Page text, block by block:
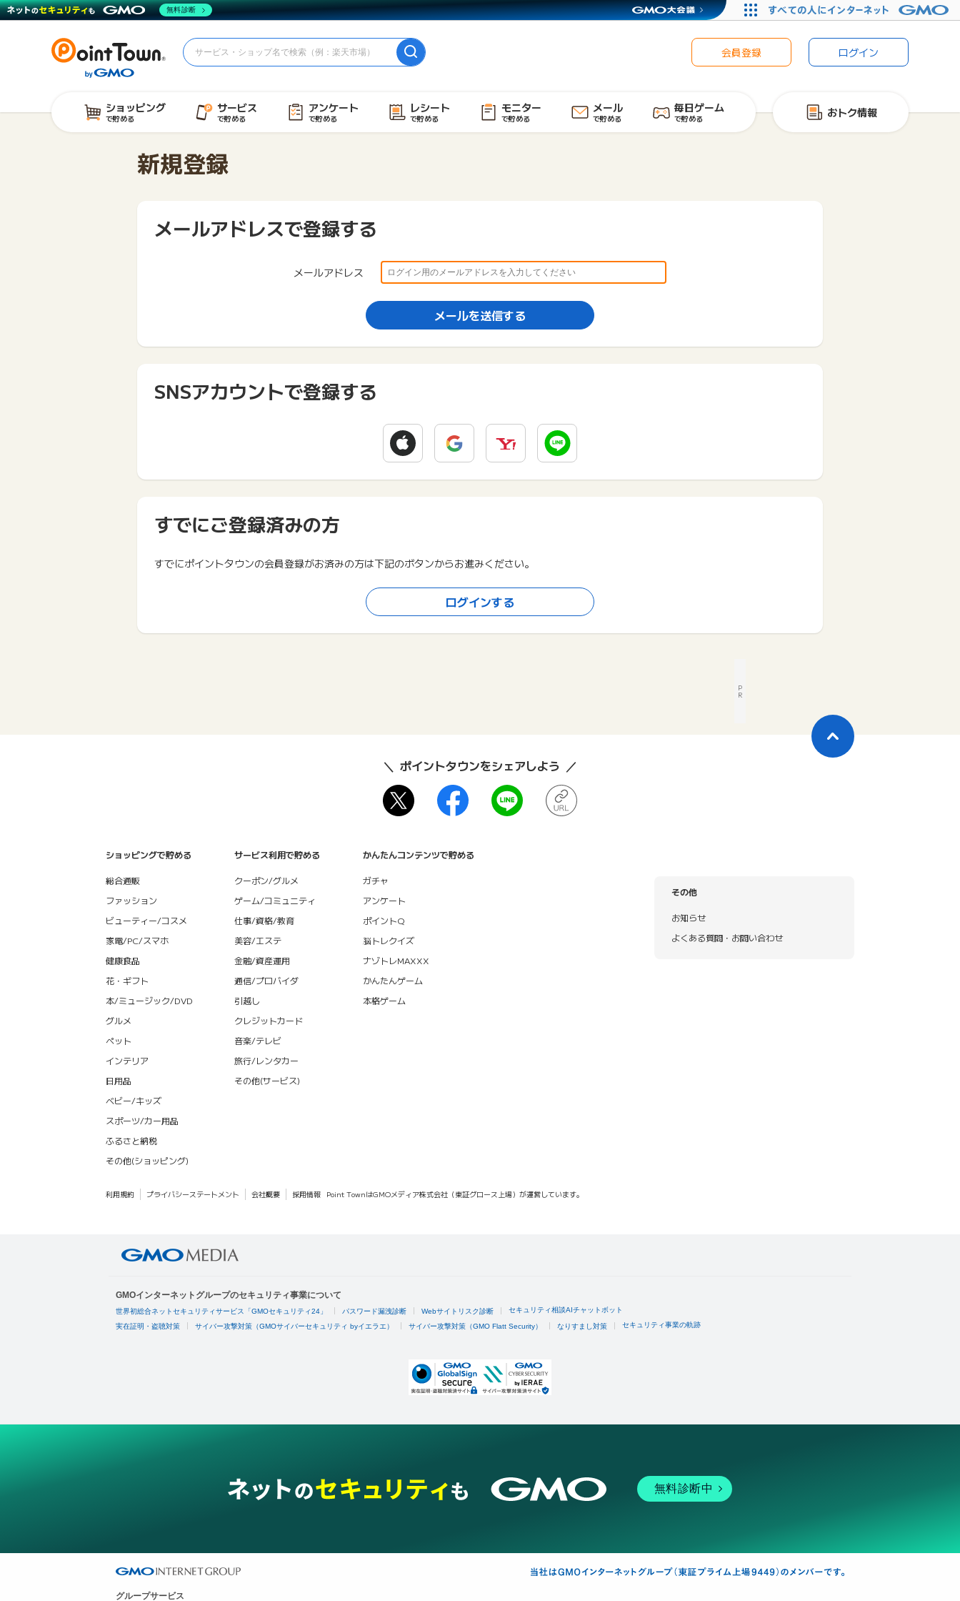
会員登録 ログイン
ショッピング
で貯める
サービス
で貯める
アンケート
で貯める
レシート
で貯める
モニター
で貯める
メール
で貯める
毎日ゲーム
で貯める おトク情報
新規登録
メールアドレスで登録する
メールアドレス
メールを送信する
SNSアカウントで登録する
すでにご登録済みの方
すでにポイントタウンの会員登録がお済みの方は下記のボタンからお進みください。
ログインする
P
R
ポイントタウンをシェアしよう
ショッピングで貯める
総合通販
ファッション
ビューティー/コスメ
家電/PC/スマホ
健康食品
花・ギフト
本/ミュージック/DVD
グルメ
ペット
インテリア
日用品
ベビー/キッズ
スポーツ/カー用品
ふるさと納税
その他(ショッピング)
サービス利用で貯める
クーポン/グルメ
ゲーム/コミュニティ
仕事/資格/教育
美容/エステ
金融/資産運用
通信/プロバイダ
引越し
クレジットカード
音楽/テレビ
旅行/レンタカー
その他(サービス)
かんたんコンテンツで貯める
ガチャ
アンケート
ポイントQ
脳トレクイズ
ナゾトレMAXXX
かんたんゲーム
本格ゲーム
その他
お知らせ
よくある質問・お問い合わせ
利用規約 プライバシーステートメント 会社概要 採用情報 Point TownはGMOメディア株式会社（東証グロース上場）が運営しています。
GMOインターネットグループのセキュリティ事業について
世界初総合ネットセキュリティサービス「GMOセキュリティ24」 パスワード漏洩診断 Webサイトリスク診断 セキュリティ相談AIチャットボット
実在証明・盗聴対策 サイバー攻撃対策（GMOサイバーセキュリティ byイエラエ） サイバー攻撃対策（GMO Flatt Security） なりすまし対策 セキュリティ事業の軌跡
無料診断中
グループサービス
無料診断